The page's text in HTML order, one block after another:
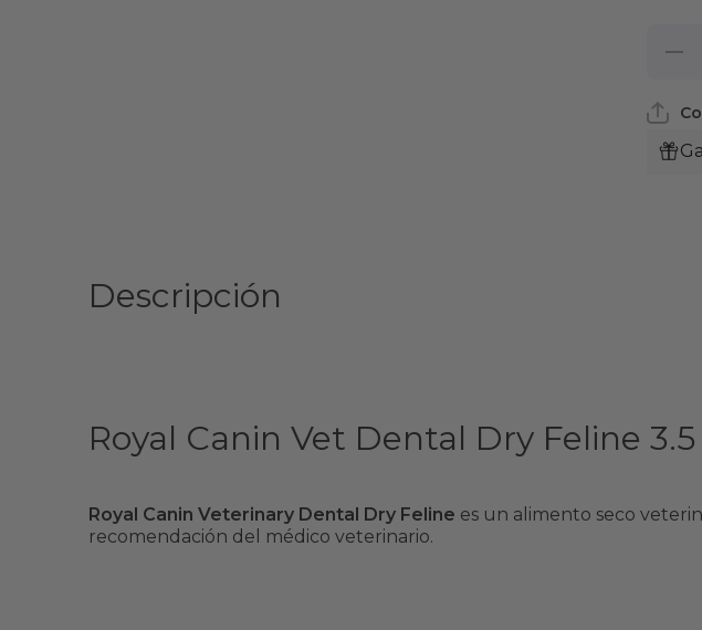
Descripción
Royal Canin Vet Dental Dry Feline
Royal Canin Veterinary Dental Dry Feline es un alimento seco
recomendación del médico veterinario.